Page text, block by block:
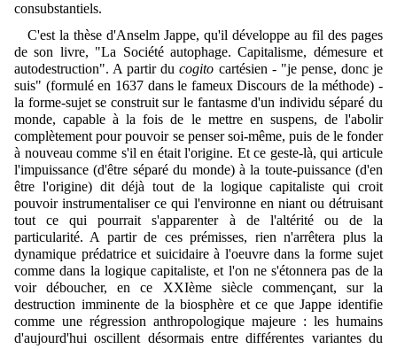
consubstantiels.
C'est la thèse d'Anselm Jappe, qu'il développe au fil des pages
de son livre, "La Société autophage. Capitalisme, démesure et
autodestruction". A partir ducogito cartésien - "je pense, donc je
suis" (formulé en 1637 dans le fameux Discours de la méthode) -
la forme-sujet se construit sur le fantasme d'un individu séparé du
monde, capable à la fois de le mettre en suspens, de l'abolir
complètement pour pouvoir se penser soi-même, puis de le fonder
à nouveau comme s'il en était l'origine. Et ce geste-là, qui articule
l'impuissance (d'être séparé du monde) à la toute-puissance (d'en
être l'origine) dit déjà tout de la logique capitaliste qui croit
pouvoir instrumentaliser ce qui l'environne en niant ou détruisant
tout ce qui pourrait s'apparenter à de l'altérité ou de la
particularité. A partir de ces prémisses, rien n'arrêtera plus la
dynamique prédatrice et suicidaire à l'oeuvre dans la forme sujet
comme dans la logique capitaliste, et l'on ne s'étonnera pas de la
voir déboucher, en ce XXIème siècle commençant, sur la
destruction imminente de la biosphère et ce que Jappe identifie
comme une régression anthropologique majeure : les humains
d'aujourd'hui oscillent désormais entre différentes variantes du